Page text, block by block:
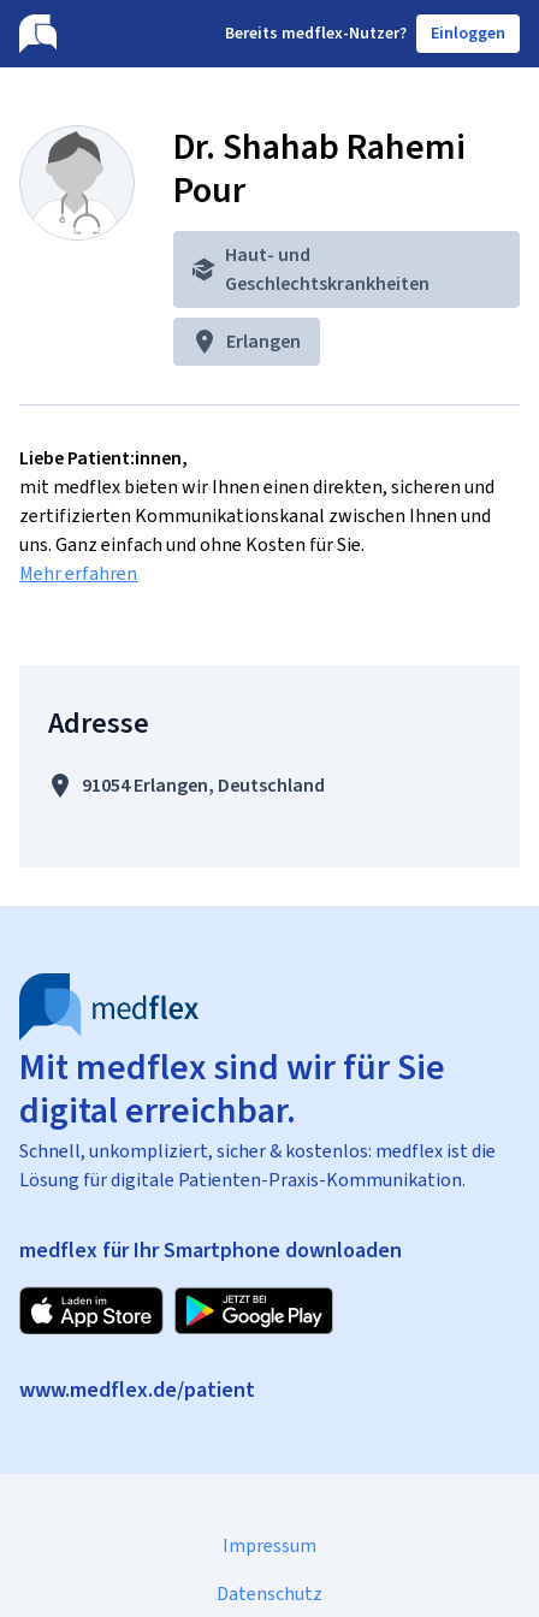
Bereits medflex-Nutzer? Einloggen
Dr. Shahab Rahemi
Pour
Haut- und
Geschlechtskrankheiten
Erlangen
Liebe Patient:innen,
mit medflex bieten wir Ihnen einen direkten, sicheren und
zertifizierten Kommunikationskanal zwischen Ihnen und
uns. Ganz einfach und ohne Kosten für Sie.
Mehr erfahren
Adresse
91054 Erlangen, Deutschland
Mit medflex sind wir für Sie
digital erreichbar.
Schnell, unkompliziert, sicher & kostenlos: medflex ist die
Lösung für digitale Patienten-Praxis-Kommunikation.
medflex für Ihr Smartphone downloaden
www.medflex.de/patient
Impressum
Datenschutz